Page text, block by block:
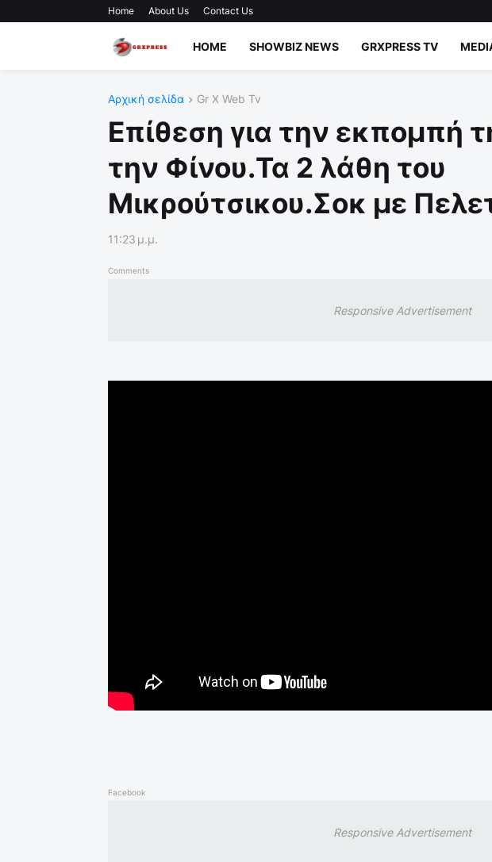
Home About Us Contact Us
HOME SHOWBIZ NEWS GRXPRESS TV
Αρχική σελίδα Gr X Web Tv
Επίθεση για την εκπομπή
την Φίνου.Τα 2 λάθη του
Μικρούτσικου.Σοκ με
11:23 μ.μ.
Comments
Responsive Advertisement
Facebook
Responsive Advertisement